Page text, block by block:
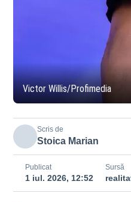
Victor Willis/Profimedia
Scris de
Stoica Marian
Publicat
1 iul. 2026, 12:52
Sursă